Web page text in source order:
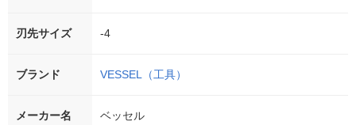
刃先サイズ -4
ブランド VESSEL（工具）
メーカー名 ベッセル